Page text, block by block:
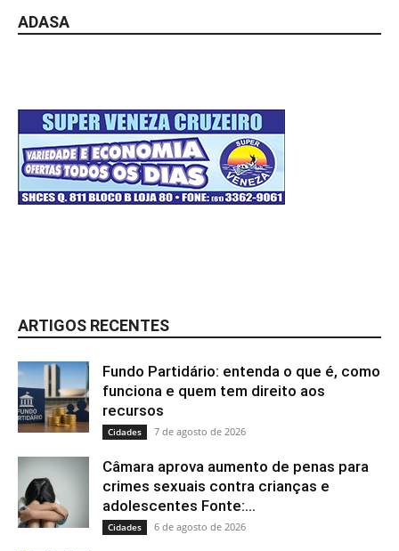
ADASA
ARTIGOS RECENTES
Fundo Partidário: entenda o que é, como
funciona e quem tem direito aos
recursos
Cidades 7 de agosto de 2026
Câmara aprova aumento de penas para
crimes sexuais contra crianças e
adolescentes Fonte:...
Cidades 6 de agosto de 2026